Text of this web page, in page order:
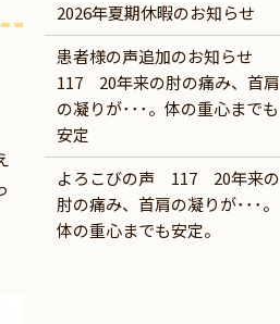
2026年夏期休暇のお知らせ
患者様の声追加のお知らせ
117 20年来の肘の痛み、首肩
の凝りが･･･。体の重心までも
安定
よろこびの声 117 20年来の
肘の痛み、首肩の凝りが･･･。
体の重心までも安定。